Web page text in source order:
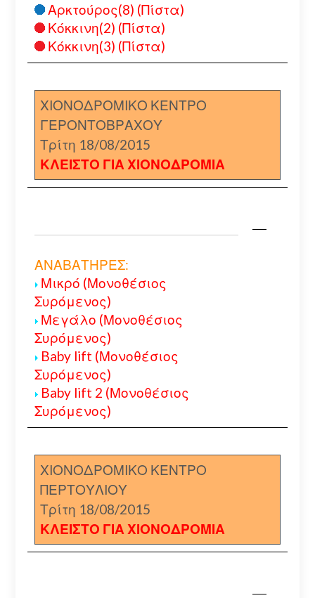
Αρκτούρος(8) (Πίστα)
Κόκκινη(2) (Πίστα)
Κόκκινη(3) (Πίστα)
ΧΙΟΝΟΔΡΟΜΙΚΟ ΚΕΝΤΡΟ
ΓΕΡΟΝΤΟΒΡΑΧΟΥ
Τρίτη 18/08/2015
ΚΛΕΙΣΤΟ ΓΙΑ ΧΙΟΝΟΔΡΟΜΙΑ
ΑΝΑΒΑΤΗΡΕΣ:
Μικρό (Μονοθέσιος
Συρόμενος)
Μεγάλο (Μονοθέσιος
Συρόμενος)
Baby lift (Μονοθέσιος
Συρόμενος)
Baby lift 2 (Μονοθέσιος
Συρόμενος)
ΧΙΟΝΟΔΡΟΜΙΚΟ ΚΕΝΤΡΟ
ΠΕΡΤΟΥΛΙΟΥ
Τρίτη 18/08/2015
ΚΛΕΙΣΤΟ ΓΙΑ ΧΙΟΝΟΔΡΟΜΙΑ